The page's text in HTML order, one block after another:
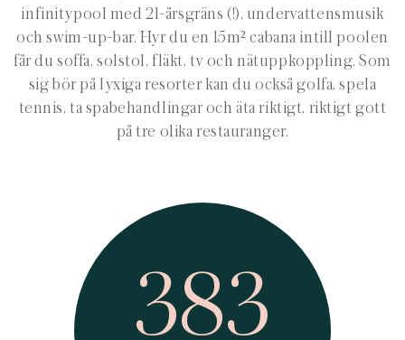
infinitypool med 21-årsgräns (!), undervattensmusik
och swim-up-bar. Hyr du en 15m² cabana intill poolen
får du soffa, solstol, fläkt, tv och nätuppkoppling. Som
sig bör på lyxiga resorter kan du också golfa, spela
tennis, ta spabehandlingar och äta riktigt, riktigt gott
på tre olika restauranger.
383